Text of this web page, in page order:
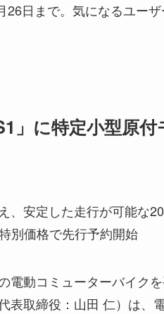
日まで。気になるユー
」に特定小型原
、安定した走行が可能な
別価格で先行予約開始
電動コミューターバイク
取締役：山田 仁）は、